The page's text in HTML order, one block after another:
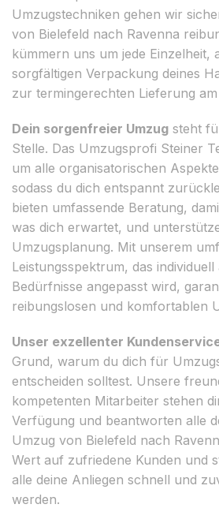
Umzugstechniken gehen wir
von Bielefeld nach Ravenna
kümmern uns um jede Einzelheit,
sorgfältigen Verpackung deines
zur termingerechten Lieferung
Dein sorgenfreier Umzug steht
Stelle. Das Umzugsprofi Steiner
um alle organisatorischen
sodass du dich entspannt
bieten umfassende Beratung,
was dich erwartet, und
Umzugsplanung. Mit unserem
Leistungsspektrum, das individuell
Bedürfnisse angepasst wird,
reibungslosen und komfortablen
Unser exzellenter
Grund, warum du dich für
entscheiden solltest. Unsere
kompetenten Mitarbeiter stehen
Verfügung und beantworten alle
Umzug von Bielefeld nach
Wert auf zufriedene Kunden und
alle deine Anliegen schnell und
werden.